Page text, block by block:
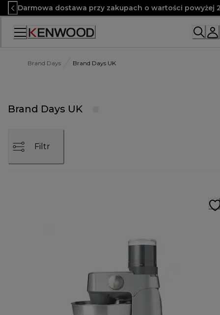
Skip
to
Content
Darmowa dostawa przy zakupach o wartości powyżej
Brand Days Brand Days UK
Brand Days UK
Filtr